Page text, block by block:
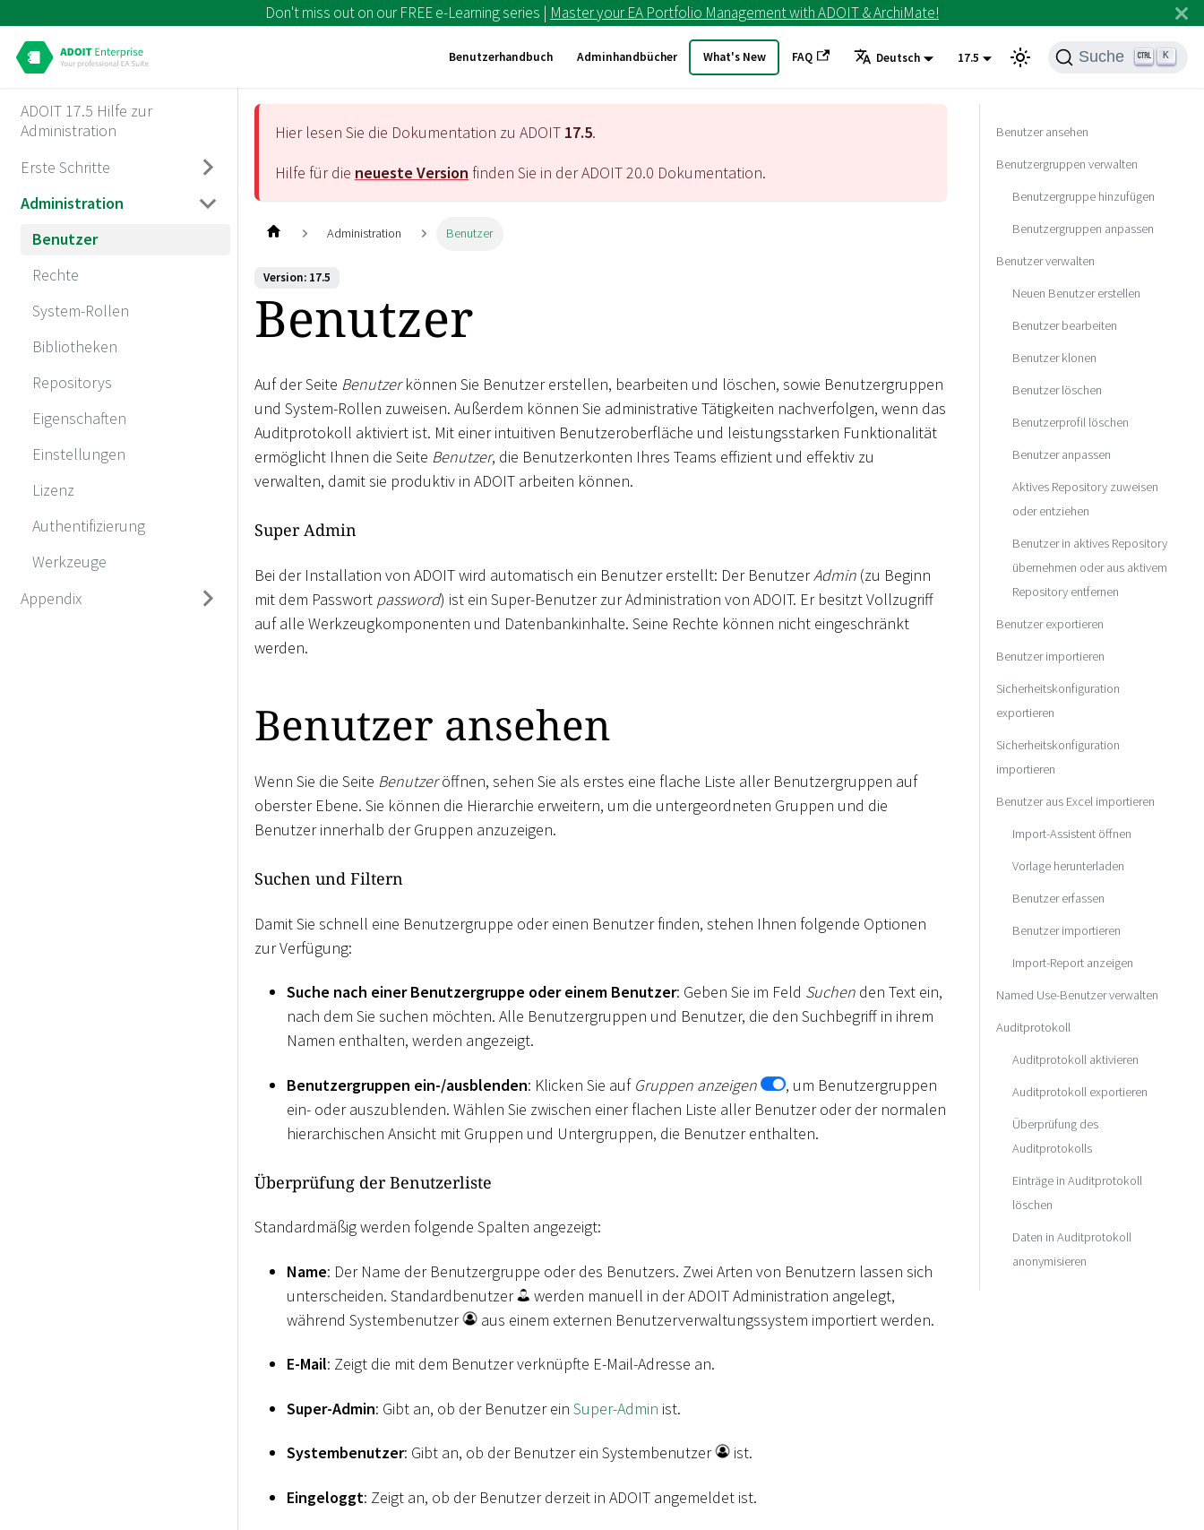
Don't miss out on our FREE e-Learning series | Master your EA Portfolio Management with ADOIT & ArchiMate!
Benutzerhandbuch Adminhandbücher What's New FAQ Deutsch 17.5 Suche K
ADOIT 17.5 Hilfe zur
Administration
Erste Schritte
Administration
Benutzer
Rechte
System-Rollen
Bibliotheken
Repositorys
Eigenschaften
Einstellungen
Lizenz
Authentifizierung
Werkzeuge
Appendix
Hier lesen Sie die Dokumentation zu ADOIT 17.5.
Hilfe für die neueste Version finden Sie in der ADOIT20.0 Dokumentation.
Administration Benutzer
Version: 17.5
Benutzer
Auf der Seite Benutzerkönnen Sie Benutzer erstellen, bearbeiten und löschen, sowie Benutzergruppen
und System-Rollen zuweisen. Außerdem können Sie administrative Tätigkeiten nachverfolgen, wenn das
Auditprotokoll aktiviert ist. Mit einer intuitiven Benutzeroberfläche und leistungsstarken Funktionalität
ermöglicht Ihnen die Seite Benutzer, die Benutzerkonten Ihres Teams effizient und effektiv zu
verwalten, damit sie produktiv in ADOIT arbeiten können.
Super Admin
Bei der Installation von ADOIT wird automatisch ein Benutzer erstellt: Der BenutzerAdmin (zu Beginn
mit dem Passwort password) ist ein Super-Benutzer zur Administration von ADOIT. Er besitzt Vollzugriff
auf alle Werkzeugkomponenten und Datenbankinhalte. Seine Rechte können nicht eingeschränkt
werden.
Benutzer ansehen
Wenn Sie die Seite Benutzeröffnen, sehen Sie als erstes eine flache Liste aller Benutzergruppen auf
oberster Ebene. Sie können die Hierarchie erweitern, um die untergeordneten Gruppen und die
Benutzer innerhalb der Gruppen anzuzeigen.
Suchen und Filtern
Damit Sie schnell eine Benutzergruppe oder einen Benutzer finden, stehen Ihnen folgende Optionen
zur Verfügung:
Suche nach einer Benutzergruppe oder einem Benutzer: Geben Sie im Feld Suchen den Text ein,
nach dem Sie suchen möchten. Alle Benutzergruppen und Benutzer, die den Suchbegriff in ihrem
Namen enthalten, werden angezeigt.
Benutzergruppen ein-/ausblenden: Klicken Sie auf Gruppen anzeigen
, um Benutzergruppen
ein- oder auszublenden. Wählen Sie zwischen einer flachen Liste aller Benutzer oder der normalen
hierarchischen Ansicht mit Gruppen und Untergruppen, die Benutzer enthalten.
Überprüfung der Benutzerliste
Standardmäßig werden folgende Spalten angezeigt:
Name: Der Name der Benutzergruppe oder des Benutzers. Zwei Arten von Benutzern lassen sich
unterscheiden. Standardbenutzer
werden manuell in der ADOIT Administration angelegt,
während Systembenutzer
aus einem externen Benutzerverwaltungssystem importiert werden.
E-Mail: Zeigt die mit dem Benutzer verknüpfte E-Mail-Adresse an.
Super-Admin: Gibt an, ob der Benutzer ein Super-Admin ist.
Systembenutzer: Gibt an, ob der Benutzer ein Systembenutzer ist.
Eingeloggt: Zeigt an, ob der Benutzer derzeit in ADOIT angemeldet ist.
Benutzer ansehen
Benutzergruppen verwalten
Benutzergruppe hinzufügen
Benutzergruppen anpassen
Benutzer verwalten
Neuen Benutzer erstellen
Benutzer bearbeiten
Benutzer klonen
Benutzer löschen
Benutzerprofil löschen
Benutzer anpassen
Aktives Repository zuweisen
oder entziehen
Benutzer in aktives Repository
übernehmen oder aus aktivem
Repository entfernen
Benutzer exportieren
Benutzer importieren
Sicherheitskonfiguration
exportieren
Sicherheitskonfiguration
importieren
Benutzer aus Excel importieren
Import-Assistent öffnen
Vorlage herunterladen
Benutzer erfassen
Benutzer importieren
Import-Report anzeigen
Named Use-Benutzer verwalten
Auditprotokoll
Auditprotokoll aktivieren
Auditprotokoll exportieren
Überprüfung des
Auditprotokolls
Einträge in Auditprotokoll
löschen
Daten in Auditprotokoll
anonymisieren